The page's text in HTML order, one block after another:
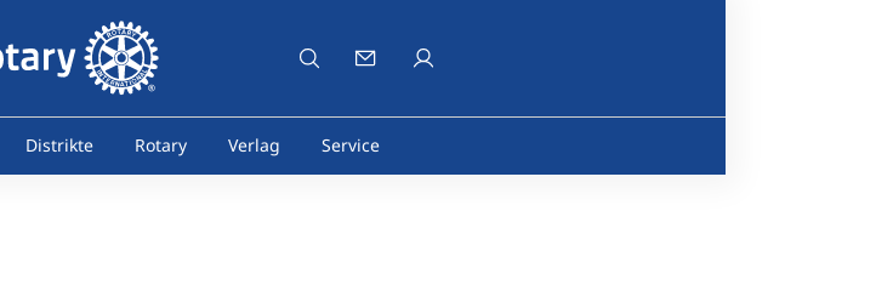
Distrikte Rotary Verlag Service